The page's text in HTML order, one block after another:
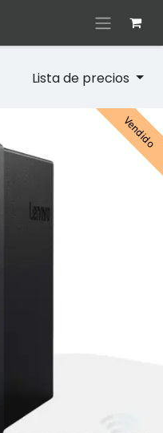
Lista de precios
Vendido